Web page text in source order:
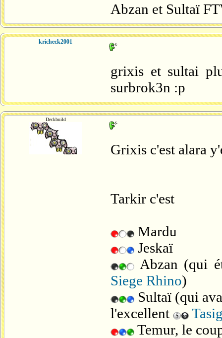
Abzan et Sultaï
kricheck2001
grixis et sultai
surbrok3n :p
Deckbuild
Grixis c'est alara
Tarkir c'est
Mardu
Jeskaï
Abzan (qui
Siege Rhino)
Sultaï (qui
l'excellent
Temur, le